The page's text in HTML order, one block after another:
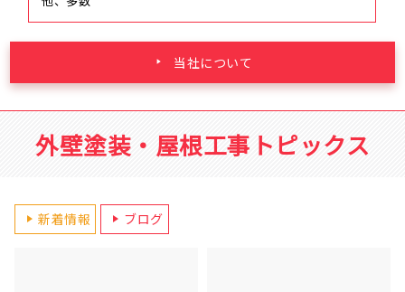
当社について
外壁塗装・屋根工事トピックス
新着情報 ブログ